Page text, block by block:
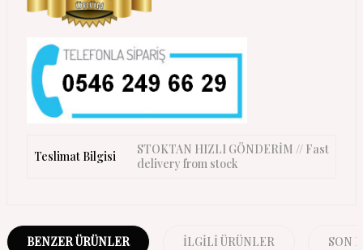
Teslimat Bilgisi
STOKTAN HIZLI GÖNDERİM // Fast
delivery from stock
BENZER ÜRÜNLER İLGILI ÜRÜNLER SON